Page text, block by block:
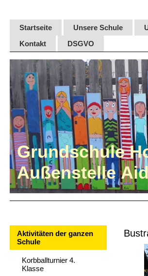
Startseite Unsere Schule
Kontakt
DSGVO
Grundschule
Außenstelle
Aktivitäten der ganzen
Schule
Korbballturnier 4.
Klasse